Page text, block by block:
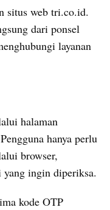
situs web tri.co.id.
dari ponsel
layanan
halaman
hanya perlu
browser,
kode OTP